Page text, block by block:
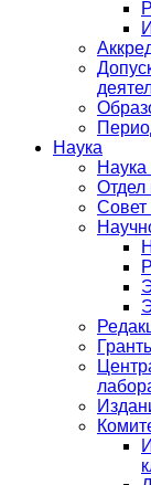
Наука
Отдел